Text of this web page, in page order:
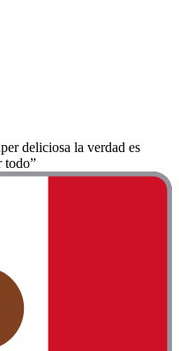
deliciosa la verdad es
todo”